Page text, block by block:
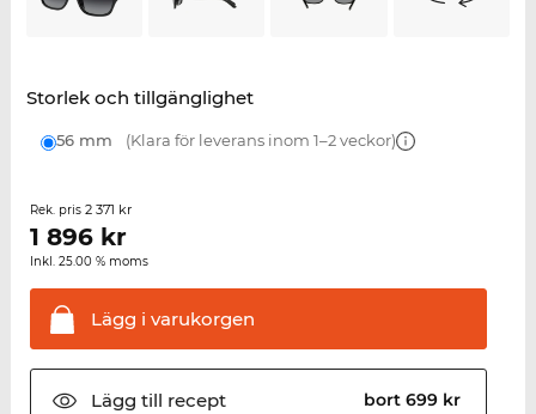
Storlek och tillgänglighet
56 mm (Klara för leverans inom 1–2 veckor)
Rek. pris 2 371 kr
1 896kr
Inkl. 25.00 % moms
Lägg i varukorgen
Lägg till recept bort 699 kr